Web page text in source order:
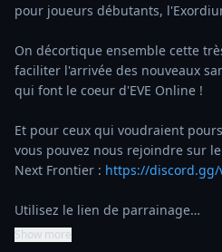
pour joueurs débutants,
On décortique ensemble cette
faciliter l'arrivée des nouveaux
qui font le coeur d'EVE Online !
Et pour ceux qui voudraient
vous pouvez nous rejoindre sur
Next Frontier : https://discord.gg/
Utilisez le lien de parrainage…
Show more